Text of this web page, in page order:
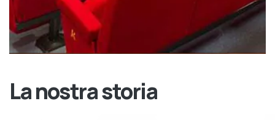
La nostra storia